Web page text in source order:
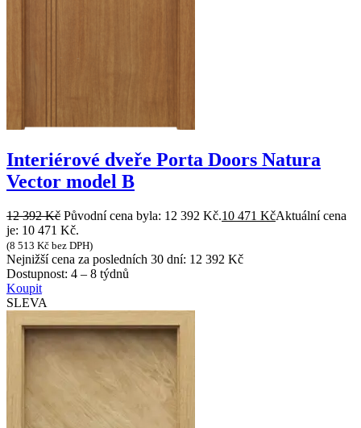
Interiérové dveře Porta Doors Natura
Vector model B
12 392Kč Původní cena byla: 12 392 Kč.10 471 KčAktuální cena
je: 10 471 Kč.
(8 513 Kč bez DPH)
Nejnižší cena za posledních 30 dní: 12 392 Kč
Dostupnost: 4 – 8 týdnů
Koupit
SLEVA